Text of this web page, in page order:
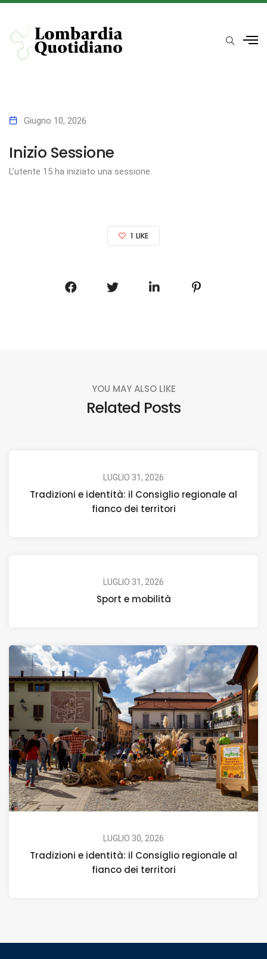
Giugno 10, 2026
Inizio Sessione
L’utente 15 ha iniziato una sessione.
1 LIKE
YOU MAY ALSO LIKE
Related Posts
LUGLIO 31, 2026
Tradizioni e identità: il Consiglio regionale al
fianco dei territori
LUGLIO 31, 2026
Sport e mobilità
LUGLIO 30, 2026
Tradizioni e identità: il Consiglio regionale al
fianco dei territori